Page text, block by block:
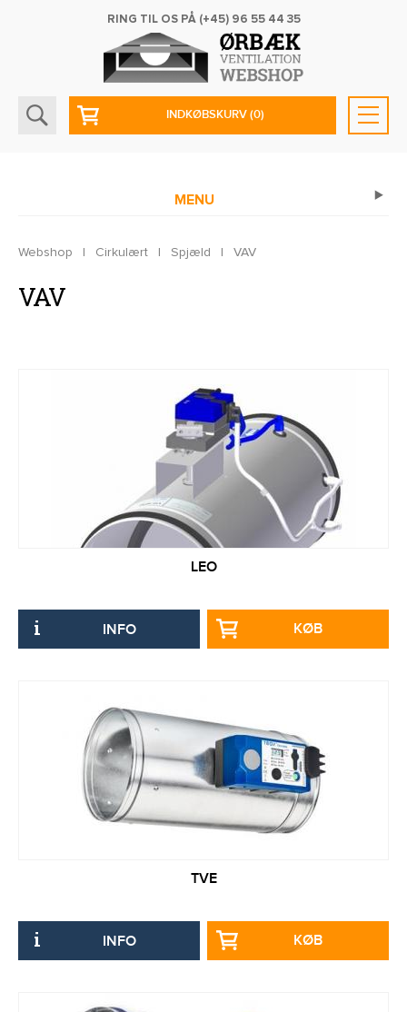
RING TIL OS PÅ (+45) 96 55 44 35
INDKØBSKURV(0)
MENU
Webshop | Cirkulært | Spjæld | VAV
VAV
LEO
INFO KØB
TVE
INFO KØB